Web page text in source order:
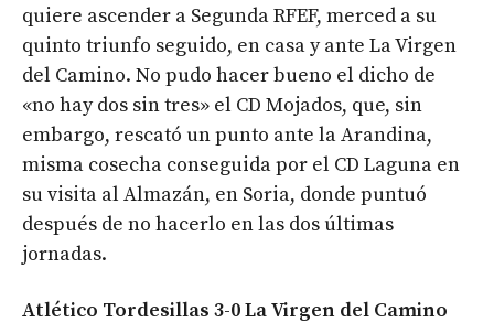
quiere ascender a Segunda RFEF, merced a su
quinto triunfo seguido, en casa y ante La Virgen
del Camino. No pudo hacer bueno el dicho de
«no hay dos sin tres» el CD Mojados, que, sin
embargo, rescató un punto ante la Arandina,
misma cosecha conseguida por el CD Laguna en
su visita al Almazán, en Soria, donde puntuó
después de no hacerlo en las dos últimas
jornadas.
Atlético Tordesillas 3-0 La Virgen del Camino